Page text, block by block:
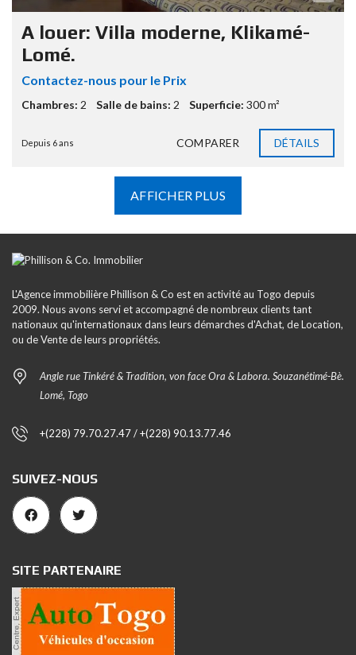
A louer: Villa moderne, Klikamé-
Lomé.
Contactez-nous pour le Prix
Chambres: 2 Salle de bains: 2 Superficie: 300 m²
Depuis 6 ans COMPARER DÉTAILS
AFFICHER PLUS
L'Agence immobilière Phillison & Co est en activité au Togo depuis
2009. Nous avons servi et accompagné de nombreux clients tant
nationaux qu'internationaux dans leurs démarches d'Achat, de Location,
ou de Vente de leurs propriétés.
Angle rue Tinkéré & Tradition, von face Ora & Labora. Souzanétimé-Bè.
Lomé, Togo
+(228) 79.70.27.47 / +(228) 90.13.77.46
SUIVEZ-NOUS
SITE PARTENAIRE